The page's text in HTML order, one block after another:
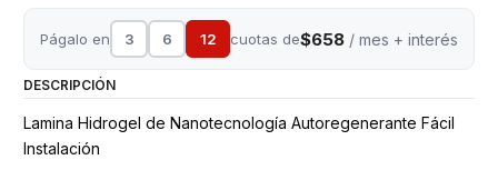
Págalo en 3 6 12 cuotas de$658 / mes + interés
DESCRIPCIÓN
Lamina Hidrogel de Nanotecnología Autoregenerante Fácil
Instalación